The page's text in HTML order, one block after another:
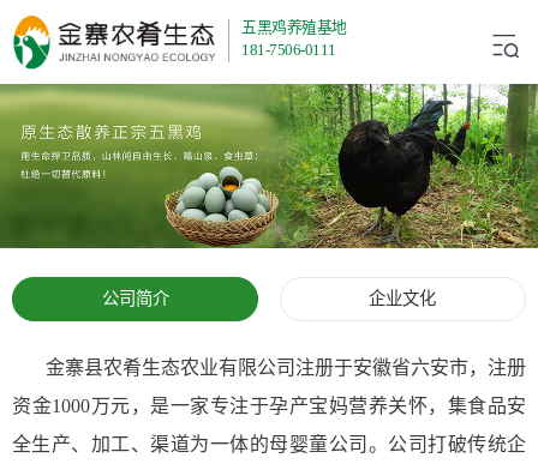
五黑鸡养殖基地
181-7506-0111
公司简介 企业文化
金寨县农肴生态农业有限公司注册于安徽省六安市，注册
资金1000万元，是一家专注于孕产宝妈营养关怀，集食品安
全生产、加工、渠道为一体的母婴童公司。公司打破传统企